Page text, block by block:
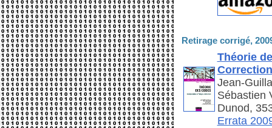
Retirage corrigé,
Théorie
Correction
Jean-
Sébastien
Dunod,
Errata